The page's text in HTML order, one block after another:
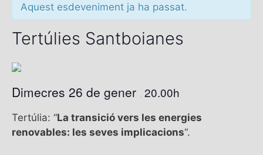
Aquest esdeveniment ja ha passat.
Tertúlies Santboianes
Dimecres 26 de gener 20.00h
Tertúlia: “La transició vers les energies
renovables: les seves implicacions“.